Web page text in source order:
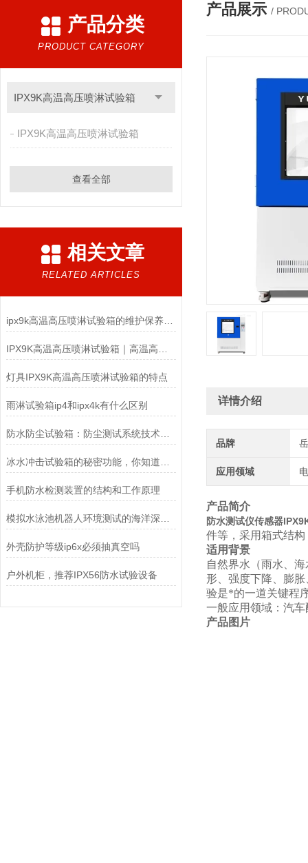
产品分类
PRODUCT CATEGORY
IPX9K高温高压喷淋试验箱
IPX9K高温高压喷淋试验箱
查看全部
相关文章
RELATED ARTICLES
ipx9k高温高压喷淋试验箱的维护保养你了解多少？
灯具IPX9K高温高压喷淋试验箱的特点
雨淋试验箱ip4和ipx4k有什么区别
防水防尘试验箱：防尘测试系统技术解析与应用方案
手机防水检测装置的结构和工作原理
外壳防护等级ip6x必须抽真空吗
户外机柜，推荐IPX56防水试验设备
产品展示 /
详情介绍
品牌
应用领域
产品简介
防水测试仪传感器
件等，采用箱式结
适用背景
自然界水（雨水、
形、强度下降、膨
验是*的一道关键程
一般应用领域：汽
产品图片